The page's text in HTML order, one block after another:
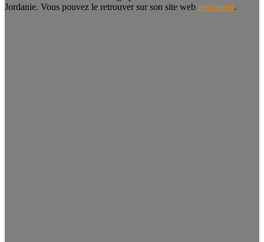
Jordanie. Vous pouvez le retrouver sur son site web personnel.